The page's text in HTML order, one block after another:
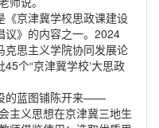
《京津冀学校思政课建设
议》的内容之一。2024
克思主义学院协同发展论
个“京津冀学校‘大思政
的蓝图铺陈开来——
主义思想在京津冀三地生